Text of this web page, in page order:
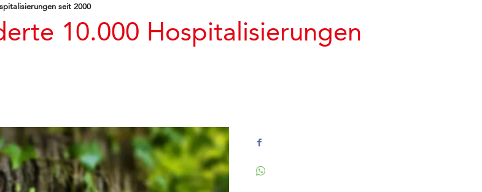
seit 2000
10.000 Hospitalisierungen